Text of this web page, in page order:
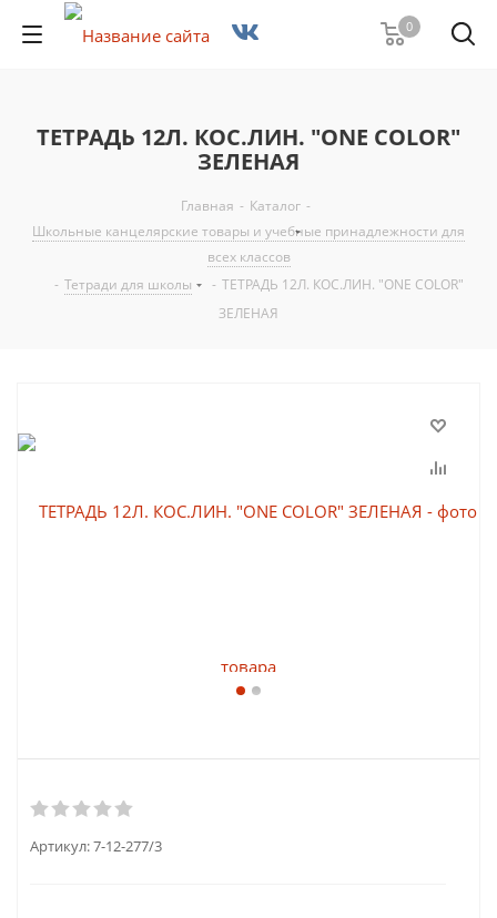
0
ТЕТРАДЬ 12Л. КОС.ЛИН. "ONE COLOR"
ЗЕЛЕНАЯ
Главная - Каталог -
Школьные канцелярские товары и учебные принадлежности для
всех классов
- Тетради для школы - ТЕТРАДЬ 12Л. КОС.ЛИН. "ONE COLOR"
ЗЕЛЕНАЯ
Артикул:7-12-277/3